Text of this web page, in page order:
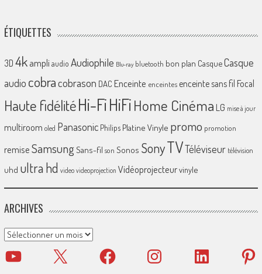
ÉTIQUETTES
3D 4k ampliaudio Audiophile Blu-ray bluetooth bon plan CasqueCasque
audio cobracobrason DAC Enceinte enceintes enceinte sans fil Focal
Haute fidélitéHi-FiHiFiHome Cinéma LG mise à jour
multiroom oled Panasonic Philips Platine Vinyle promo promotion
remiseSamsungSans-fil son Sonos SonyTVTéléviseur télévision
uhd ultra hd video videoprojection Vidéoprojecteurvinyle
ARCHIVES
Archives
YouTube X Facebook Instagram LinkedIn